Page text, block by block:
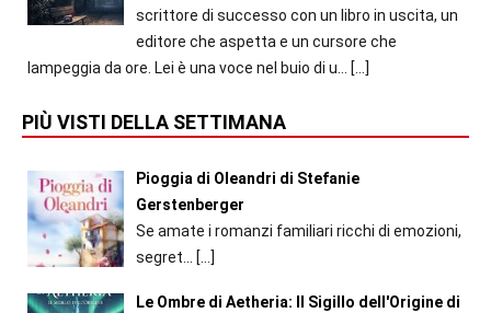
scrittore di successo con un libro in uscita, un
editore che aspetta e un cursore che
lampeggia da ore. Lei è una voce nel buio di u... […]
PIÙ VISTI DELLA SETTIMANA
Pioggia di Oleandri di Stefanie
Gerstenberger
Se amate i romanzi familiari ricchi di emozioni,
segret... […]
Le Ombre di Aetheria: Il Sigillo dell'Origine di